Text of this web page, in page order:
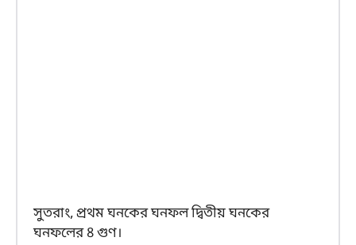
সুতরাং, প্রথম ঘনকের ঘনফল দ্বিতীয় ঘনকের
ঘনফলের 8 গুণ।